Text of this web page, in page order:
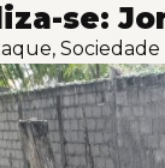
se:
, Sociedade